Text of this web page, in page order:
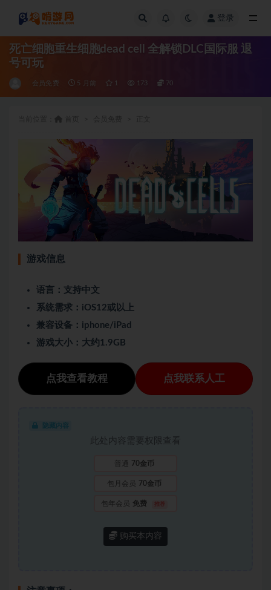
登录
死亡细胞重生细胞dead cell 全解锁DLC国际服 退
号可玩
会员免费 5 月前 1 173 70
游戏信息
语言：支持中文
系统需求：iOS12或以上
兼容设备：iphone/iPad
游戏大小：大约1.9GB
点我查看教程 点我联系人工
隐藏内容
此处内容需要权限查看
普通 70金币
包月会员 70金币
包年会员 免费 推荐
购买本内容